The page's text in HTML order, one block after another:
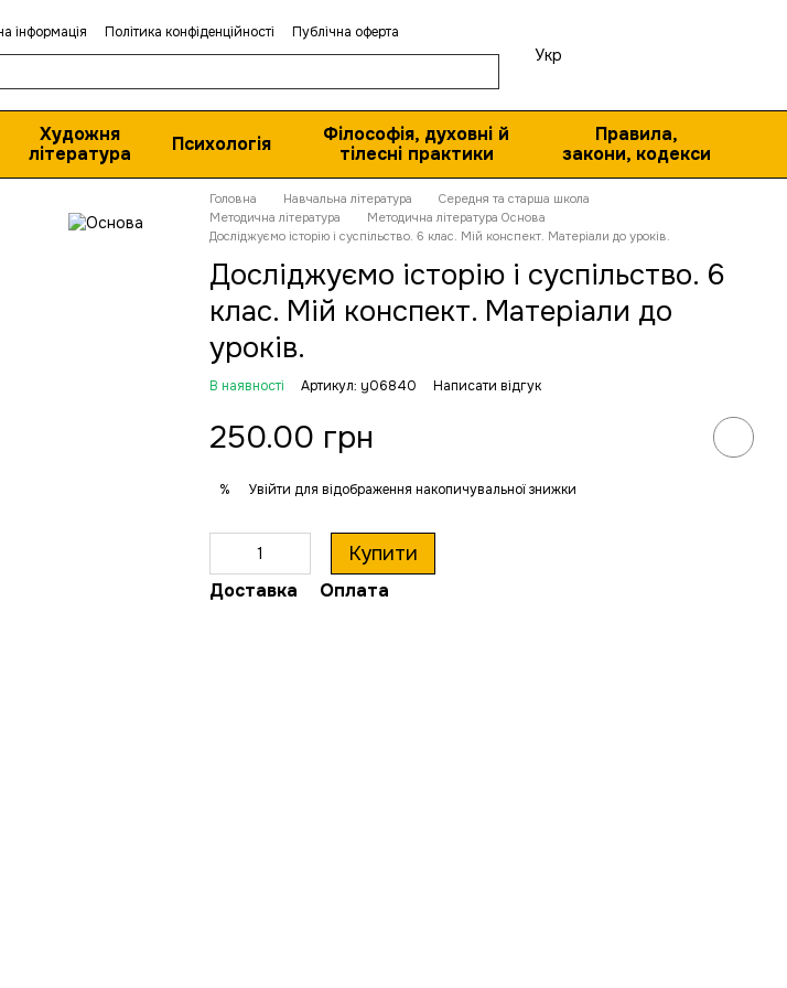
інформація Політика конфіденційності Публічна оферта
Укр
Художня
література
Психологія
Філософія, духовні й
тілесні практики
Правила,
закони, кодекси
Головна Навчальна література
Середня та старша школа
Методична література
Методична література Основа
Досліджуємо історію і суспільство. 6 клас. Мій конспект. Матеріали до уроків.
Досліджуємо історію і суспільство. 6
клас. Мій конспект. Матеріали до
уроків.
В наявності Артикул: y06840 Написати відгук
250.00 грн
% Увійти для відображення накопичувальної знижки
Купити
Доставка Оплата